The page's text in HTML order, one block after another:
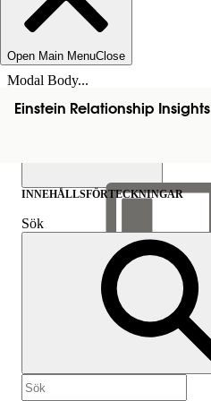
Open Main MenuClose
Modal Body...
Einstein Relationship Insights
Visa
innehållsförteckning
Innehållsförteckningar
INNEHÅLLSFÖRTECKNINGAR
Sök